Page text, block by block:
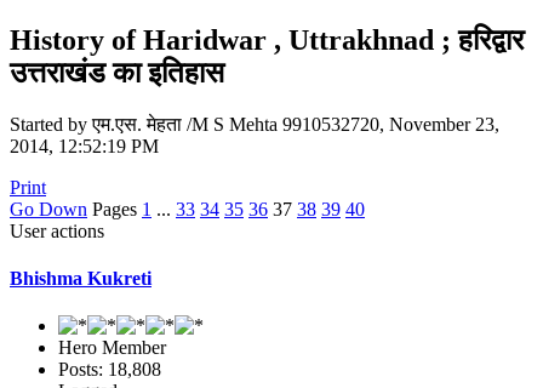
History of Haridwar , Uttrakhnad ; हरिद्वार
उत्तराखंड का इतिहास
Started by एम.एस. मेहता /M S Mehta 9910532720, November 23,
2014, 12:52:19 PM
Print
Go Down Pages 1 ... 33 34 35 36 37 38 39 40
User actions
Bhishma Kukreti
Hero Member
Posts: 18,808